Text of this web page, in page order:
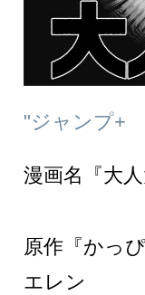
"ジャンプ+
漫画名『大人
原作『かっ
エレン